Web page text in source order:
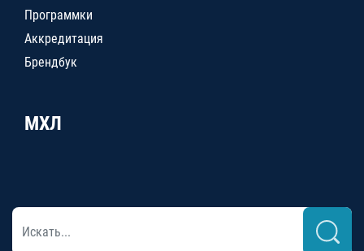
Программки
Аккредитация
Брендбук
МХЛ